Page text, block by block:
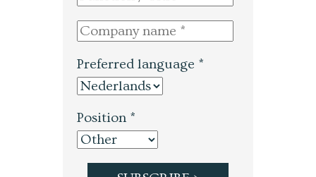
Preferred language *
Position *